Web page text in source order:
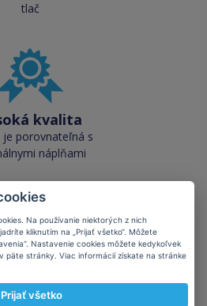
tlač
kvalita
je porovnateľná s
náplňami
takmer
všetko
000 skladových
Na používanie niektorých z nich
kliknutím na „Prijať všetko“. Môžete
Nastavenie cookies môžete kedykoľvek
päte stránky. Viac informácií získate na stránke
Prijať všetko